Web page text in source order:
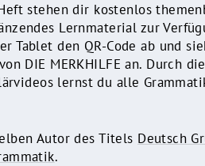
stehen dir kostenlos
Lernmaterial zur
Tablet den QR-Code ab und
DIE MERKHILFE an. Durch
lernst du alle
Autor des Titels Deutsch
.